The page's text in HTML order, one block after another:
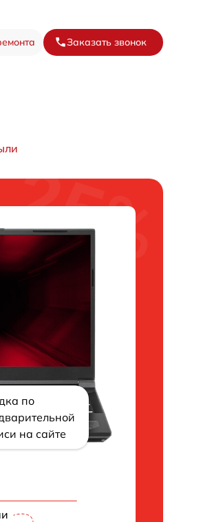
Заказать звонок
по
на сайте